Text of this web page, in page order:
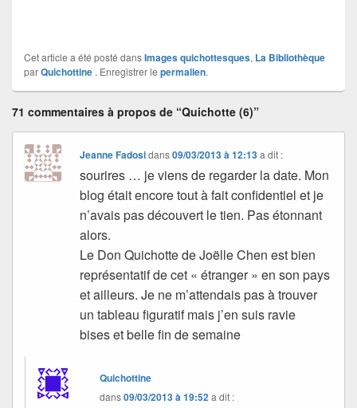
Cet article a été posté dansImages quichottesques, La Bibliothèque
parQuichottine . Enregistrer le permalien.
71 commentaires à propos de “Quichotte (6)”
Jeanne Fadosidans09/03/2013 à 12:13 a dit :
sourires … je viens de regarder la date. Mon
blog était encore tout à fait confidentiel et je
n’avais pas découvert le tien. Pas étonnant
alors.
Le Don Quichotte de Joëlle Chen est bien
représentatif de cet « étranger » en son pays
et ailleurs. Je ne m’attendais pas à trouver
un tableau figuratif mais j’en suis ravie
bises et belle fin de semaine
Quichottine
dans09/03/2013 à 19:52a dit :